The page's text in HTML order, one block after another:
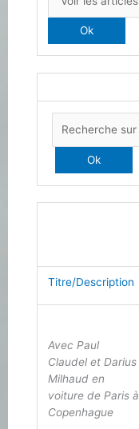
Titre/Description
Avec Paul
Claudel et Darius
Milhaud en
voiture de Paris à
Copenhague